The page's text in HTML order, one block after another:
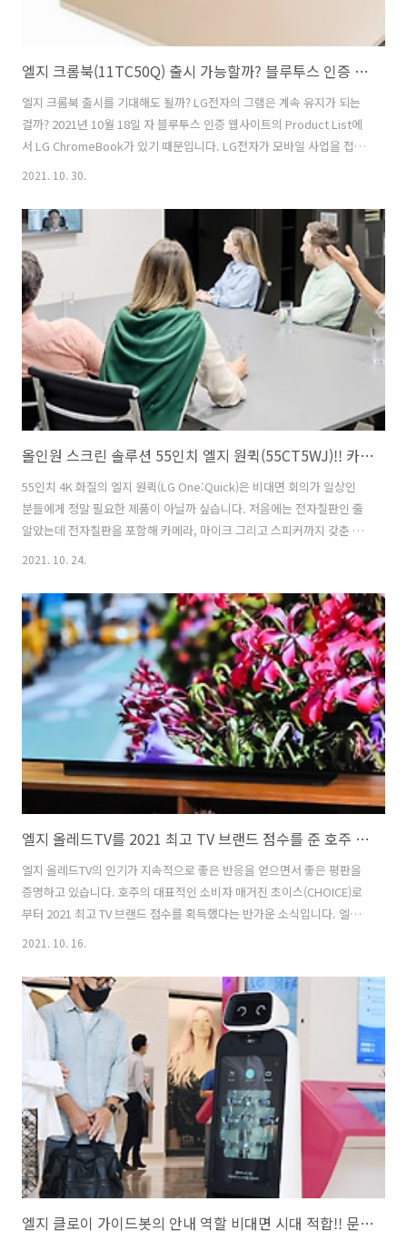
엘지 크롬북(11TC50Q) 출시 가능할까? 블루투스 인증 웹사이트에 있는 LG ChromeBook는 뭘까?
엘지 크롬북 출시를 기대해도 될까? LG전자의 그램은 계속 유지가 되는
걸까? 2021년 10월 18일 자 블루투스 인증 웹사이트의 Product List에
서 LG ChromeBook가 있기 때문입니다. LG전자가 모바일 사업을 접으
면서 대체할 수 있는 분야를 찾고 있거나 아니면 LG 그램 노트북을 포함
이 출시될 즈음이면 알 수 있겠죠. 다만 개인적으로는 다양한 니즈에 대
한 준비일 수도 있겠지만 모바일이 발목을 잡는 것처럼 되지 않을까 생각
도 듭니다. 엘지 크롬북은 2014년에 처음으로 Chromebase를 준비했
지만 Chromebase는 Windows 또는 macOS를 대체할 수 없다는 판단
아래 LG전자는 Chrome OS 분야에서..
2021. 10. 30.
올인원 스크린 솔루션 55인치 엘지 원퀵(55CT5WJ)!! 카메라 마이크 스피커 전자칠판을 한방에
55인치 4K 화질의 엘지 원퀵(LG One:Quick)은 비대면 회의가 일상인
분들에게 정말 필요한 제품이 아닐까 싶습니다. 저음에는 전자칠판인 줄
알았는데 전자칠판을 포함해 카메라, 마이크 그리고 스피커까지 갖춘 올
트롤이 어렵죠. 비대면회의지만 대면회의처럼 사용할 수 없을까? 해답은
55인치 4K 화질의 엘지 원퀵(LG One:Quick)에서 찾아 볼 수 있을 듯 합
니다. 위드 코로나시대로 접어 들면 비대면 회의도 많이 사용하게 될텐데
고민해 볼 필요가 있어 보입니다. LG원퀵(One:Quick)의 종류와 접근성
비대면 회의시 필요한 기능을 한방에 해결할 수 있는 올인..
2021. 10. 24.
엘지 올레드TV를 2021 최고 TV 브랜드 점수를 준 호주 소비자 매거진 초이스의 선택 모델과 특징
엘지 올레드TV의 인기가 지속적으로 좋은 반응을 얻으면서 좋은 평판을
증명하고 있습니다. 호주의 대표적인 소비자 매거진 초이스(CHOICE)로
부터 2021 최고 TV 브랜드 점수를 획득했다는 반가운 소식입니다. 엘지
올레드TV의 화질의 매력으로 사용하고 싶어도 가격적인 부담이 있어 망
자의 선택이 증가하면서 65인치 이하의 모델은 충분한 가격 경쟁력을 갖
게 되었습니다. 개인적으로는 77인치이상의 대화면 모델에 욕심을 갖고
있는데 모델에 따라 가격차이는 있지만 온라인에서 400만원대도 찾아
볼 수 있어 엘지 올레드TV의 대중화 속도에 깜짝 놀랬습니다. 왜 LG 올래
드TV를 선택하는가? 얼마 전까지만 해도 소비자들은 가격적인 부담으로
백라..
2021. 10. 16.
엘지 클로이 가이드봇의 안내 역할 비대면 시대 적합!! 문제는 유지비용과 다양한 상황 대처 능력